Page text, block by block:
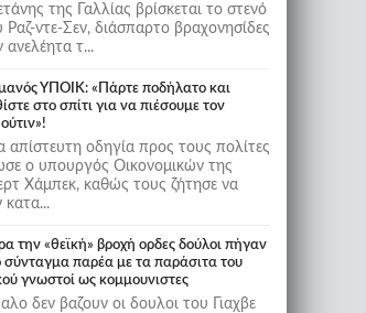
της Γαλλίας βρίσκεται το στενό
Ραζ-ντε-Σεν, διάσπαρτο βραχονησίδες
ανελέητα τ...
ΥΠΟΙΚ: «Πάρτε ποδήλατο και
στο σπίτι για να πιέσουμε τον
απίστευτη οδηγία προς τους πολίτες
ο υπουργός Οικονομικών της
Χάμπεκ, καθώς τους ζήτησε να
κατα...
την «θεϊκή» βροχή ορδες δούλοι πήγαν
σύνταγμα παρέα με τα παράσιτα του
γνωστοί ως κομμουνιστες
δεν βαζουν οι δουλοι του Γιαχβε